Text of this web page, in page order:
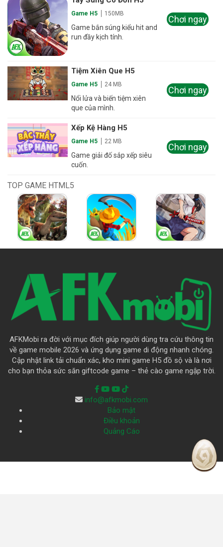
Game H5 150MB
Game bắn súng kiểu hit and
run đầy kịch tính.
Chơi ngay
Tiệm Xiên Que H5
Game H5 24 MB
Nổi lửa và biến tiệm xiên
que của mình.
Chơi ngay
Xếp Kệ Hàng H5
Game H5 22 MB
Game giải đố sắp xếp siêu
cuốn.
Chơi ngay
TOP GAME HTML5
AFKMobi ra đời với mục đích giúp người dùng tra cứu thông tin
về game mobile 2026 và ứng dụng game di động nhanh chóng.
Cập nhật link tải chuẩn xác, kho mini game H5 đồ sộ và là nơi
cho bạn thỏa sức săn giftcode game – thẻ cào game ngập trời.
info@afkmobi.com
Bảo mật
Điều khoản
Quảng Cáo